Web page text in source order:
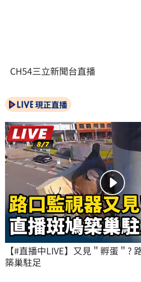
CH54三立新聞台直播
現正直播
【#直播中LIVE】又見＂孵蛋＂?
築巢駐足